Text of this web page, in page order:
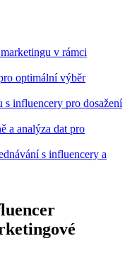
v rámci
optimální výběr
s influencery pro dosažení
a analýza dat pro
s influencery a